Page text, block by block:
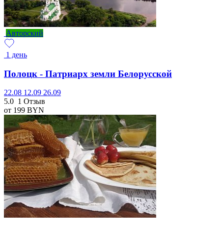
Авторский
1 день
Полоцк - Патриарх земли Белорусской
22.08 12.09 26.09
5.0 1 Отзыв
от 199 BYN